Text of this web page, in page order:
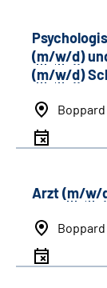
(m/w/d)
(m/w/d)
Boppard
Arzt (m/w/
Boppard